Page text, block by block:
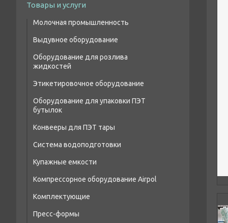
Товары и услуги
Молочная промышленность
Выдувное оборудование
Полуавтоматы выдува ПЭТ тары
Оборудование для розлива
жидкостей
Моноблоки розлива
Триблоки розлива
литровых бутылок
Оборудование для розлива в ПЭТ кег
Сопутствующее оборудование
Этикетировочное оборудование
Оборудование для упаковки ПЭТ
бутылок
Конвееры для ПЭТ тары
Система водоподготовки
Купажные емкости
Компрессорное оборудование Airpol
Бустеры поршневые высокого давления
Винтовые компрессоры
Комплектующие
Преобразователи
Пресс-формы